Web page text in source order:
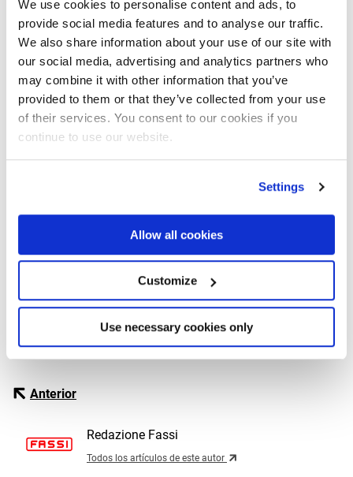
We use cookies to personalise content and ads, to
provide social media features and to analyse our traffic.
We also share information about your use of our site with
our social media, advertising and analytics partners who
may combine it with other information that you’ve
provided to them or that they’ve collected from your use
of their services. You consent to our cookies if you
continue to use our website.
Settings
Allow all cookies
Customize
Use necessary cookies only
En definitiva, habrá muchas noticias, opiniones, historias
de casos prácticos y, esperamos que muy pronto, también
un calendario completo de eventos internacionales en los
que se confirme la presencia de nuestras marcas.
El portal también tendrá su propia presentación y una
estrategia de promoción específica que incluirá varios
canales: desde la visibilidad en motores de búsqueda a
anuncios en redes sociales e iniciativas de ampliación
Estamos al principio de un viaje nuevo e importante que
nos implica todos. ¡Nos vemos en la carretera!
DeRedazione Fassi
Anterior
Redazione Fassi
Todos los artículos de este autor